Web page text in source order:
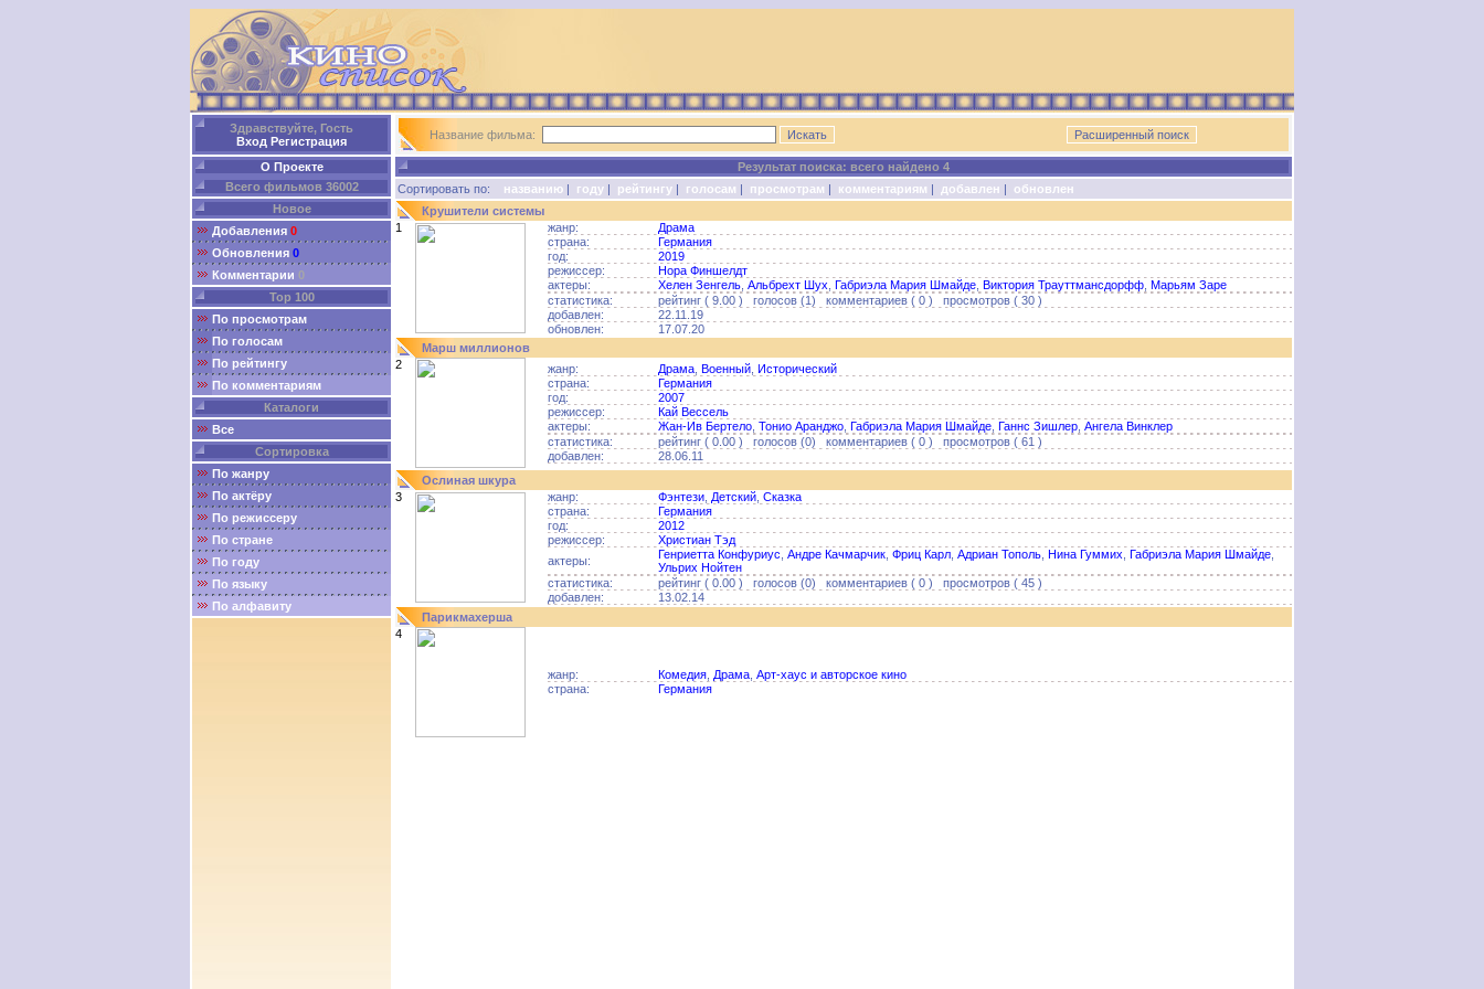
Здравствуйте, Гость
Вход Регистрация
О Проекте
Всего фильмов 36002
Новое
Добавления 0
Обновления 0
Комментарии 0
Top 100
По просмотрам
По голосам
По рейтингу
По комментариям
Каталоги
Все
Сортировка
По жанру
По актёру
По режиссеру
По стране
По году
По языку
По алфавиту
Название фильма:
Результат поиска: всего найдено 4
Сортировать по: названию | году | рейтингу | голосам | просмотрам | комментариям | добавлен | обновлен
Крушители системы
1
жанр:
Драма
страна:
Германия
год:
2019
режиссер:
Нора Финшелдт
актеры:
Хелен Зенгель Альбрехт Шух Габриэла Мария Шмайде Виктория Трауттмансдорфф Марьям Заре
статистика:
рейтинг ( 9.00 ) голосов (1) комментариев ( 0 ) просмотров ( 30 )
добавлен:
22.11.19
обновлен:
17.07.20
Марш миллионов
2
жанр: Драма Военный Исторический
страна:
Германия
год:
2007
режиссер:
Кай Вессель
актеры:
Жан-Ив Бертело Тонио Аранджо Габриэла Мария Шмайде Ганнс Зишлер Ангела Винклер
статистика:
рейтинг ( 0.00 ) голосов (0) комментариев ( 0 ) просмотров ( 61 )
добавлен:
28.06.11
Ослиная шкура
3
жанр: Фэнтези Детский Сказка
страна:
Германия
год:
2012
режиссер:
Христиан Тэд
актеры:
Генриетта Конфуриус Андре Качмарчик Фриц Карл Адриан Тополь Нина Гуммих Габриэла Мария Шмайде
Ульрих Нойтен
статистика:
рейтинг ( 0.00 ) голосов (0) комментариев ( 0 ) просмотров ( 45 )
добавлен:
13.02.14
Парикмахерша
4
жанр: Комедия Драма Арт-хаус и авторское кино
страна:
Германия